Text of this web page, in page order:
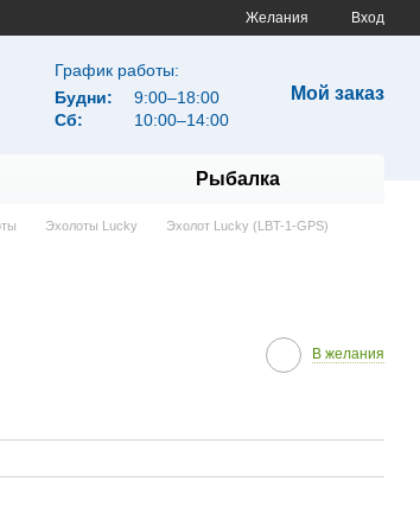
Желания Вход
График работы:
Будни:
9:00–18:00
Сб:
10:00–14:00
Мой заказ
Рыбалка
Эхолоты Lucky Эхолот Lucky (LBT-1-GPS)
В желания